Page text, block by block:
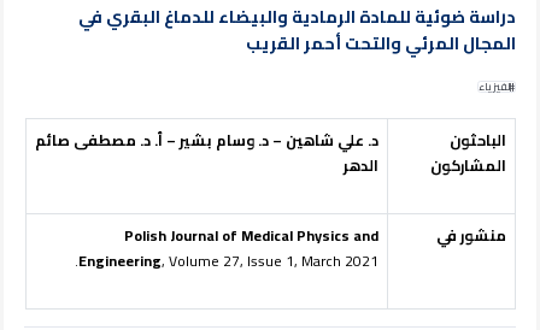
دراسة ضوئية للمادة الرمادية والبيضاء للدماغ البقري في
المجال المرئي والتحت أحمر القريب
الفيزياء
الباحثون
المشاركون
د. علي شاهين – د. وسام بشير – أ. د. مصطفى صائم
الدهر
منشور في
Polish Journal of Medical Physics and
Engineering, Volume 27, Issue 1, March 2021.